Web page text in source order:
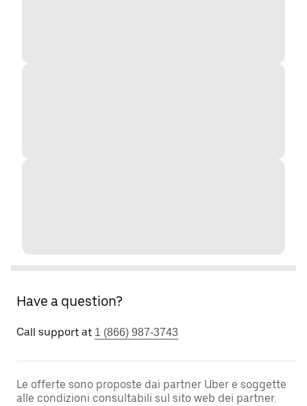
Have a question?
Call support at 1 (866) 987-3743
Le offerte sono proposte dai partner Uber e soggette
alle condizioni consultabili sul sito web dei partner.